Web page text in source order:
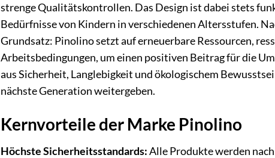
strenge Qualitätskontrollen. Das Design ist dabei stets
Bedürfnisse von Kindern in verschiedenen Altersstufen.
Grundsatz: Pinolino setzt auf erneuerbare Ressourcen,
Arbeitsbedingungen, um einen positiven Beitrag für die
aus Sicherheit, Langlebigkeit und ökologischem
nächste Generation weitergeben.
Kernvorteile der Marke Pinolino
Höchste Sicherheitsstandards:Alle Produkte werden